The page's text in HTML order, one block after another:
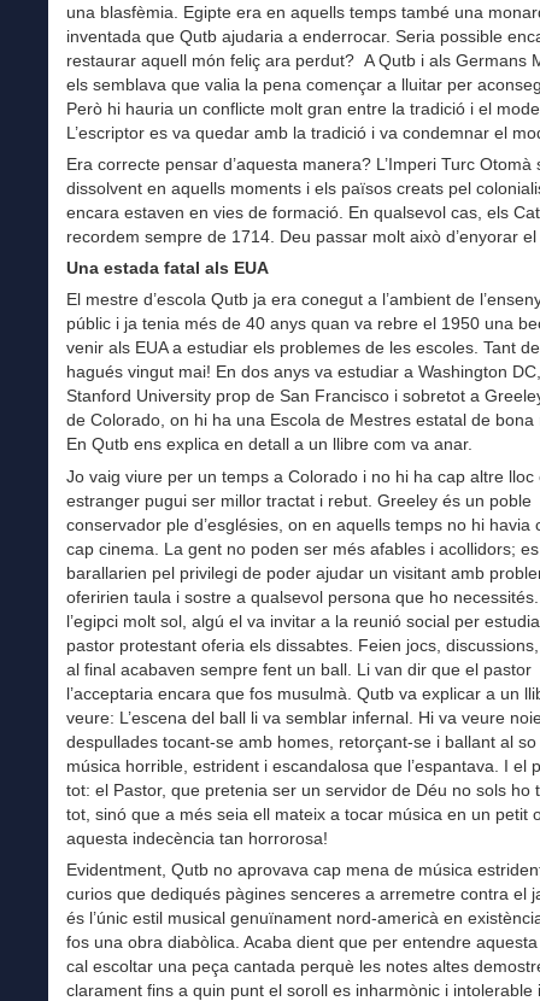
una blasfèmia. Egipte era en aquells temps també una
inventada que Qutb ajudaria a enderrocar. Seria possible
restaurar aquell món feliç ara perdut? A Qutb i als Germans
els semblava que valia la pena començar a lluitar per
Però hi hauria un conflicte molt gran entre la tradició i el
L’escriptor es va quedar amb la tradició i va condemnar el
Era correcte pensar d’aquesta manera? L’Imperi Turc Otomà
dissolvent en aquells moments i els països creats pel
encara estaven en vies de formació. En qualsevol cas, els
recordem sempre de 1714. Deu passar molt això d’enyorar
Una estada fatal als EUA
El mestre d’escola Qutb ja era conegut a l’ambient de
públic i ja tenia més de 40 anys quan va rebre el 1950 una
venir als EUA a estudiar els problemes de les escoles. Tant
hagués vingut mai! En dos anys va estudiar a Washington
Stanford University prop de San Francisco i sobretot a
de Colorado, on hi ha una Escola de Mestres estatal de bona
En Qutb ens explica en detall a un llibre com va anar.
Jo vaig viure per un temps a Colorado i no hi ha cap altre lloc
estranger pugui ser millor tractat i rebut. Greeley és un poble
conservador ple d’esglésies, on en aquells temps no hi havia
cap cinema. La gent no poden ser més afables i acollidors; es
barallarien pel privilegi de poder ajudar un visitant amb
oferirien taula i sostre a qualsevol persona que ho
l’egipci molt sol, algú el va invitar a la reunió social per
pastor protestant oferia els dissabtes. Feien jocs,
al final acabaven sempre fent un ball. Li van dir que el pastor
l’acceptaria encara que fos musulmà. Qutb va explicar a un
veure: L’escena del ball li va semblar infernal. Hi va veure
despullades tocant-se amb homes, retorçant-se i ballant al so
música horrible, estrident i escandalosa que l’espantava. I el
tot: el Pastor, que pretenia ser un servidor de Déu no sols ho
tot, sinó que a més seia ell mateix a tocar música en un petit
aquesta indecència tan horrorosa!
Evidentment, Qutb no aprovava cap mena de música
curios que dediqués pàgines senceres a arremetre contra el
és l’únic estil musical genuïnament nord-americà en
fos una obra diabòlica. Acaba dient que per entendre
cal escoltar una peça cantada perquè les notes altes
clarament fins a quin punt el soroll es inharmònic i intolerable